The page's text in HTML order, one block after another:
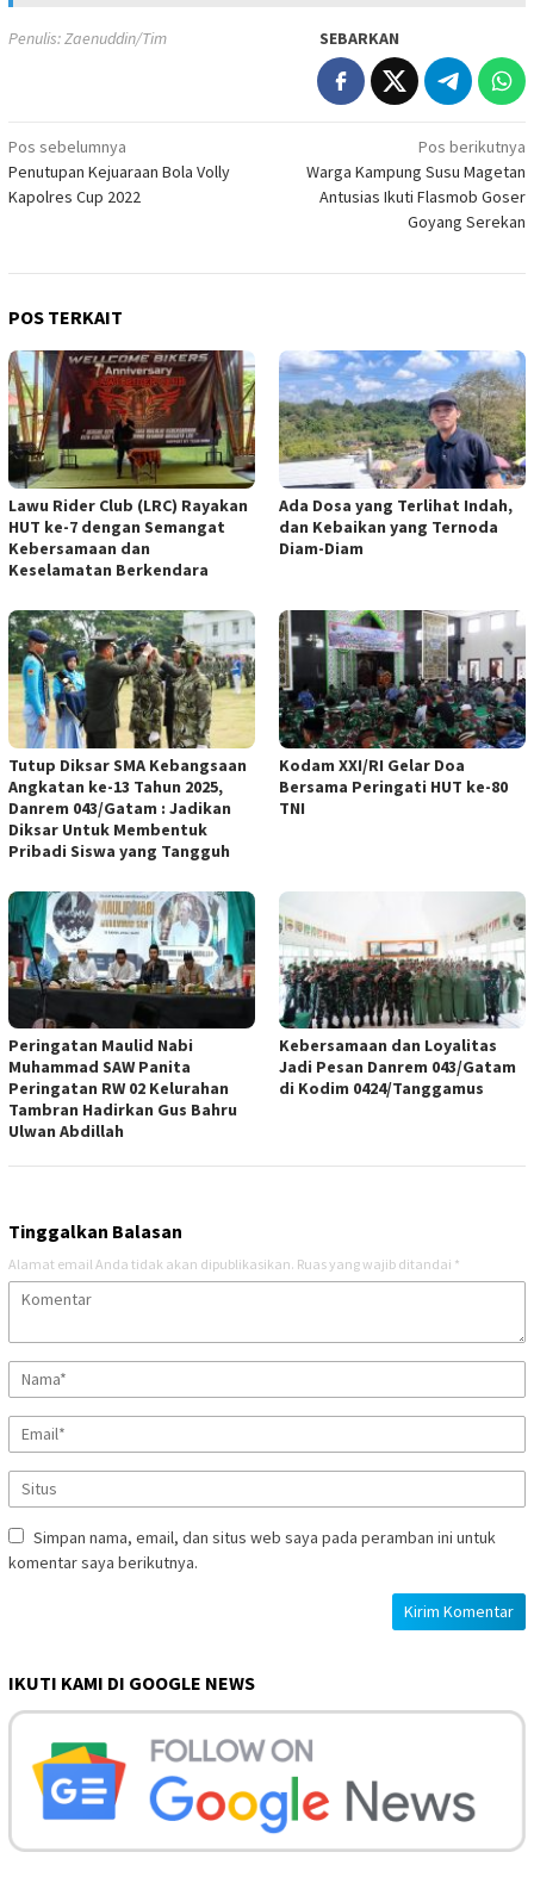
Penulis: Zaenuddin/Tim SEBARKAN
Navigasi
pos
Pos sebelumnya
Penutupan Kejuaraan Bola Volly
Kapolres Cup 2022
Pos berikutnya
Warga Kampung Susu Magetan
Antusias Ikuti Flasmob Goser
Goyang Serekan
POS TERKAIT
Lawu Rider Club (LRC) Rayakan
HUT ke-7 dengan Semangat
Kebersamaan dan
Keselamatan Berkendara
Ada Dosa yang Terlihat Indah,
dan Kebaikan yang Ternoda
Diam-Diam
Tutup Diksar SMA Kebangsaan
Angkatan ke-13 Tahun 2025,
Danrem 043/Gatam : Jadikan
Diksar Untuk Membentuk
Pribadi Siswa yang Tangguh
Kodam XXI/RI Gelar Doa
Bersama Peringati HUT ke-80
TNI
Peringatan Maulid Nabi
Muhammad SAW Panita
Peringatan RW 02 Kelurahan
Tambran Hadirkan Gus Bahru
Ulwan Abdillah
Kebersamaan dan Loyalitas
Jadi Pesan Danrem 043/Gatam
di Kodim 0424/Tanggamus
Tinggalkan Balasan
Alamat email Anda tidak akan dipublikasikan. Ruas yang wajib ditandai *
Simpan nama, email, dan situs web saya pada peramban ini untuk
komentar saya berikutnya.
IKUTI KAMI DI GOOGLE NEWS